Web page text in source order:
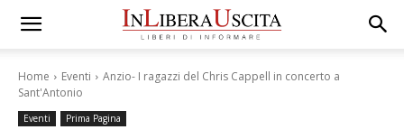
Home Eventi
Anzio- I ragazzi del Chris Cappell in concerto a
Sant'Antonio
Eventi Prima Pagina